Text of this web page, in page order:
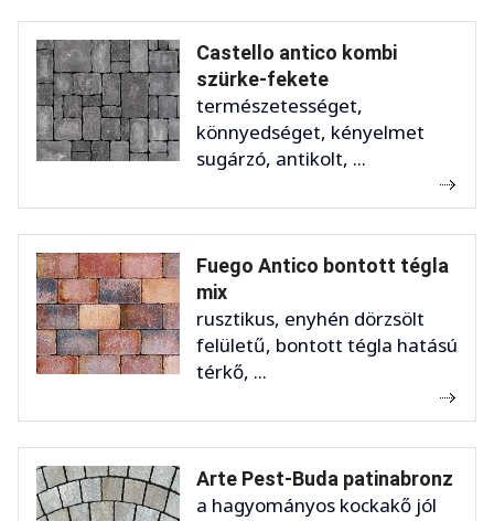
Castello antico kombi
szürke-fekete
természetességet,
könnyedséget, kényelmet
sugárzó, antikolt, ...
Fuego Antico bontott tégla
mix
rusztikus, enyhén dörzsölt
felületű, bontott tégla hatású
térkő, ...
Arte Pest-Buda patinabronz
a hagyományos kockakő jól